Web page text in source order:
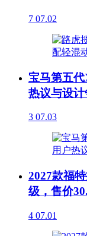
7 07.02
宝马第五
热议与设计
3 07.03
2027款福
级，售价
4 07.01